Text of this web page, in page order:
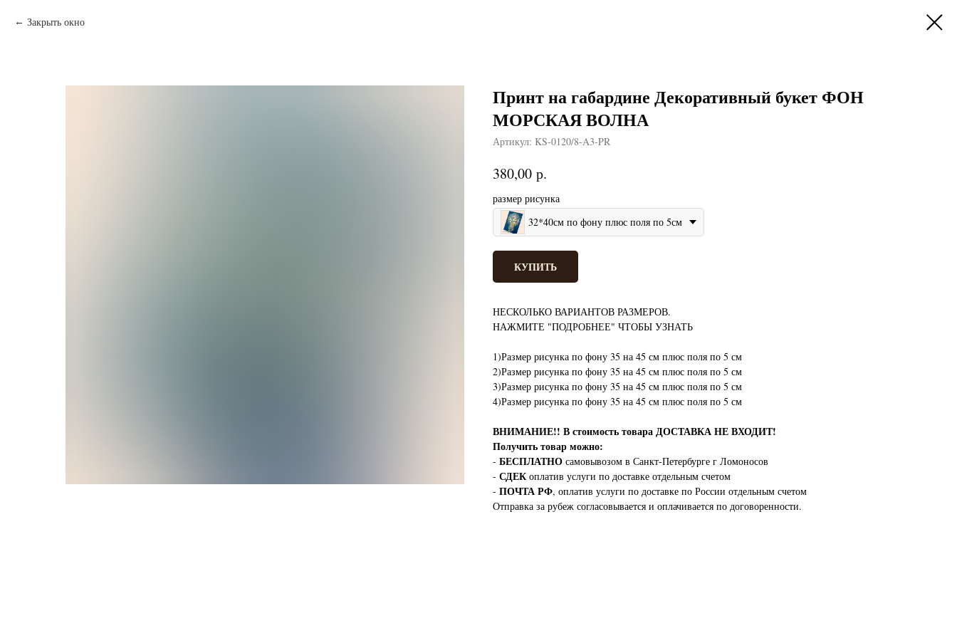
Закрыть окно
Принт на габардине Декоративный букет ФОН
МОРСКАЯ ВОЛНА
Артикул: KS-0120/8-A3-PR
380,00 р.
размер рисунка
32*40см по фону плюс поля по 5см
КУПИТЬ
НЕСКОЛЬКО ВАРИАНТОВ РАЗМЕРОВ.
НАЖМИТЕ "ПОДРОБНЕЕ" ЧТОБЫ УЗНАТЬ
1)Размер рисунка по фону 35 на 45 см плюс поля по 5 см
2)Размер рисунка по фону 35 на 45 см плюс поля по 5 см
3)Размер рисунка по фону 35 на 45 см плюс поля по 5 см
4)Размер рисунка по фону 35 на 45 см плюс поля по 5 см
ВНИМАНИЕ!! В стоимость товара ДОСТАВКА НЕ ВХОДИТ!
Получить товар можно:
- БЕСПЛАТНО самовывозом в Санкт-Петербурге г Ломоносов
- СДЕК оплатив услуги по доставке отдельным счетом
- ПОЧТА РФ, оплатив услуги по доставке по России отдельным счетом
Отправка за рубеж согласовывается и оплачивается по договоренности.